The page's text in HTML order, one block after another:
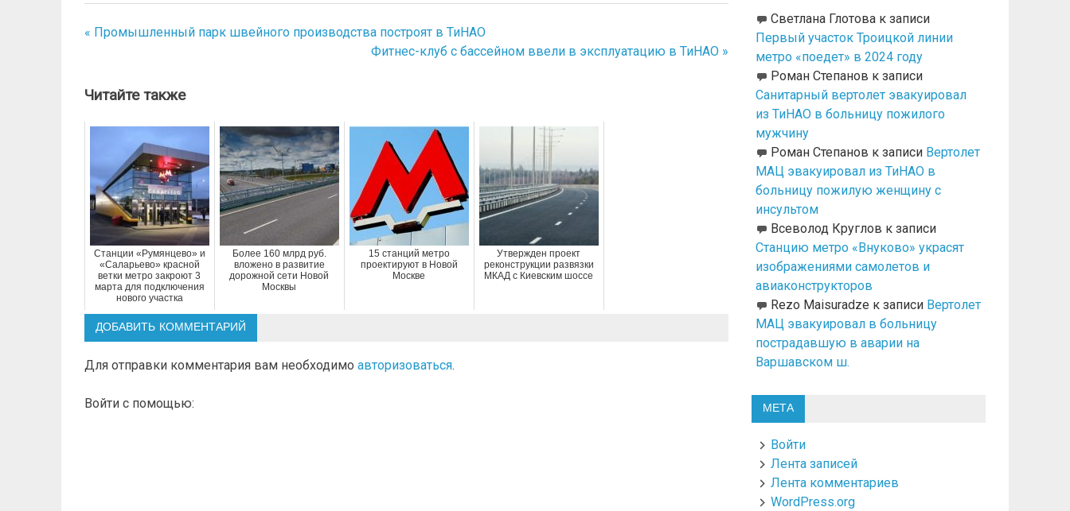
Навигация
записям
« Промышленный парк швейного производства построят в ТиНАО
Фитнес-клуб с бассейном ввели в эксплуатацию в ТиНАО »
Читайте также
Станции «Румянцево» и
«Саларьево» красной
ветки метро закроют 3
марта для подключения
нового участка
Более 160 млрд руб.
вложено в развитие
дорожной сети Новой
Москвы
15 станций метро
проектируют в Новой
Москве
Утвержден проект
реконструкции развязки
МКАД с Киевским шоссе
ДОБАВИТЬ КОММЕНТАРИЙ
Для отправки комментария вам необходимо авторизоваться.
Войти с помощью:
Светлана Глотовак записи
Первый участок Троицкой линии
метро «поедет» в 2024 году
Роман Степанов к записи
Санитарный вертолет эвакуировал
из ТиНАО в больницу пожилого
мужчину
Роман Степанов к записи Вертолет
МАЦ эвакуировал из ТиНАО в
больницу пожилую женщину с
инсультом
Всеволод Круглов к записи
Станцию метро «Внуково» украсят
изображениями самолетов и
авиаконструкторов
Rezo Maisuradze к записи Вертолет
МАЦ эвакуировал в больницу
пострадавшую в аварии на
Варшавском ш.
МЕТА
Войти
Лента записей
Лента комментариев
WordPress.org